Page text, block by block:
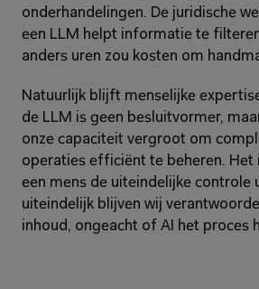
onderhandelingen. De juridische
een LLM helpt informatie te
anders uren zou kosten om
Natuurlijk blijft menselijke
de LLM is geen besluitvormer,
onze capaciteit vergroot om
operaties efficiënt te beheren. Het
een mens de uiteindelijke controle
uiteindelijk blijven wij
inhoud, ongeacht of AI het proces